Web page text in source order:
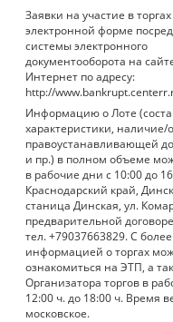
Заявки на участие в
электронной форме
системы электронного
документооборота на
Интернет по адресу:
http://
Информацию о Лоте
характеристики, наличие/
правоустанавливающей
и пр.) в полном объеме
в рабочие дни с 10:00 до
Краснодарский край,
станица Динская, ул.
предварительной
тел. +79037663829. С
информацией о торгах
ознакомиться на ЭТП, а
Организатора торгов в
12:00 ч. до 18:00 ч. Время
московское.